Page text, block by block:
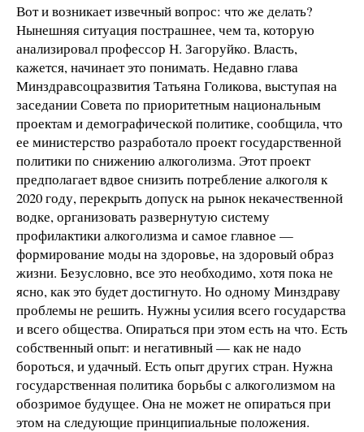
Вот и возникает извечный вопрос: что же делать?
Нынешняя ситуация пострашнее, чем та, которую
анализировал профессор Н. Загоруйко. Власть,
кажется, начинает это понимать. Недавно глава
Минздравсоцразвития Татьяна Голикова, выступая на
заседании Совета по приоритетным национальным
проектам и демографической политике, сообщила, что
ее министерство разработало проект государственной
политики по снижению алкоголизма. Этот проект
предполагает вдвое снизить потребление алкоголя к
2020 году, перекрыть допуск на рынок некачественной
водке, организовать развернутую систему
профилактики алкоголизма и самое главное —
формирование моды на здоровье, на здоровый образ
жизни. Безусловно, все это необходимо, хотя пока не
ясно, как это будет достигнуто. Но одному Минздраву
проблемы не решить. Нужны усилия всего государства
и всего общества. Опираться при этом есть на что. Есть
собственный опыт: и негативный — как не надо
бороться, и удачный. Есть опыт других стран. Нужна
государственная политика борьбы с алкоголизмом на
обозримое будущее. Она не может не опираться при
этом на следующие принципиальные положения.